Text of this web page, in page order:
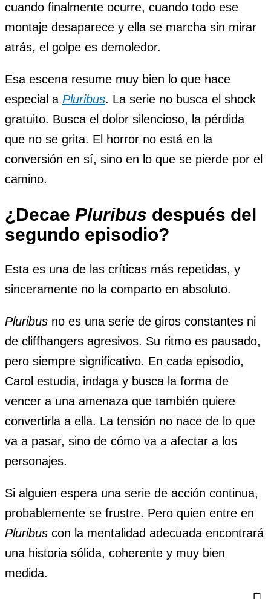
cuando finalmente ocurre, cuando todo ese
montaje desaparece y ella se marcha sin mirar
atrás, el golpe es demoledor.
Esa escena resume muy bien lo que hace
especial a Pluribus. La serie no busca el shock
gratuito. Busca el dolor silencioso, la pérdida
que no se grita. El horror no está en la
conversión en sí, sino en lo que se pierde por el
camino.
¿Decae Pluribus después del
segundo episodio?
Esta es una de las críticas más repetidas, y
sinceramente no la comparto en absoluto.
Pluribus no es una serie de giros constantes ni
de cliffhangers agresivos. Su ritmo es pausado,
pero siempre significativo. En cada episodio,
Carol estudia, indaga y busca la forma de
vencer a una amenaza que también quiere
convertirla a ella. La tensión no nace de lo que
va a pasar, sino de cómo va a afectar a los
personajes.
Si alguien espera una serie de acción continua,
probablemente se frustre. Pero quien entre en
Pluribus con la mentalidad adecuada encontrará
una historia sólida, coherente y muy bien
medida.